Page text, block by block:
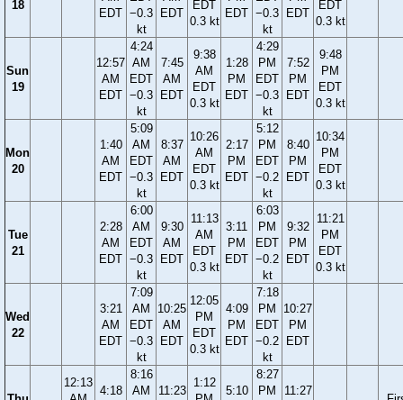
18
EDT −0.3
kt
EDT
EDT
0.3 kt
EDT −0.3
kt
EDT
EDT
0.3 kt
Sun
19
12:57
AM
EDT
4:24
AM
EDT
−0.3
kt
7:45
AM
EDT
9:38
AM
EDT
0.3 kt
1:28
PM
EDT
4:29
PM
EDT
−0.3
kt
7:52
PM
EDT
9:48
PM
EDT
0.3 kt
Mon
20
1:40
AM
EDT
5:09
AM
EDT
−0.3
kt
8:37
AM
EDT
10:26
AM
EDT
0.3 kt
2:17
PM
EDT
5:12
PM
EDT
−0.2
kt
8:40
PM
EDT
10:34
PM
EDT
0.3 kt
Tue
21
2:28
AM
EDT
6:00
AM
EDT
−0.3
kt
9:30
AM
EDT
11:13
AM
EDT
0.3 kt
3:11
PM
EDT
6:03
PM
EDT
−0.2
kt
9:32
PM
EDT
11:21
PM
EDT
0.3 kt
Wed
22
3:21
AM
EDT
7:09
AM
EDT
−0.3
kt
10:25
AM
EDT
12:05
PM
EDT
0.3 kt
4:09
PM
EDT
7:18
PM
EDT
−0.2
kt
10:27
PM
EDT
12:13
4:18
8:16
AM
11:23
1:12
5:10
8:27
PM
11:27